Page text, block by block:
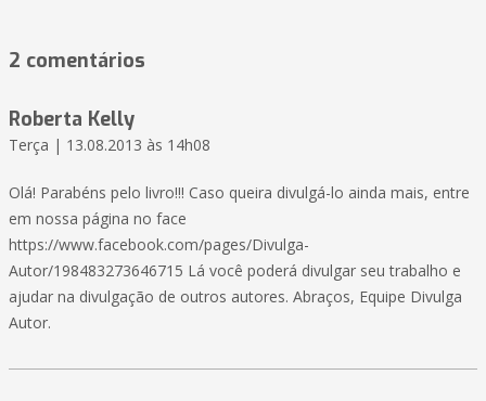
2 comentários
Roberta Kelly
Terça | 13.08.2013 às 14h08
Olá! Parabéns pelo livro!!! Caso queira divulgá-lo ainda mais, entre
em nossa página no face
https://www.facebook.com/pages/Divulga-
Autor/198483273646715 Lá você poderá divulgar seu trabalho e
ajudar na divulgação de outros autores. Abraços, Equipe Divulga
Autor.